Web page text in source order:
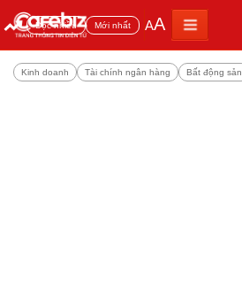
Đọc nhiều Mới nhất AA
Kinh doanh Tài chính ngân hàng Bất động sản